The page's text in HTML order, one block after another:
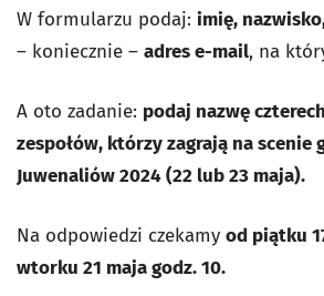
W formularzu podaj: imię,
– koniecznie – adres e-mail, na
A oto zadanie: podaj nazwę
zespołów, którzy zagrają na scenie
Juwenaliów 2024 (22 lub 23 maja).
Na odpowiedzi czekamy od piątku
wtorku 21 maja godz. 10.